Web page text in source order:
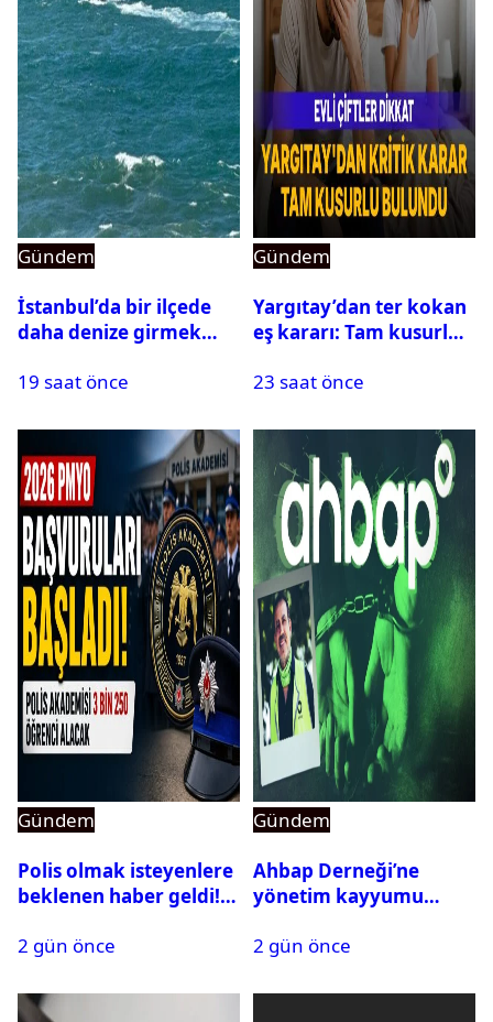
Gündem
İstanbul’da bir ilçede
daha denize girmek
19 saat önce
Gündem
Yargıtay’dan ter kokan
eş kararı: Tam kusurlu
23 saat önce
Gündem
Polis olmak isteyenlere
beklenen haber geldi!
2 gün önce
Gündem
Ahbap Derneği’ne
yönetim kayyumu
açıldı
2 gün önce